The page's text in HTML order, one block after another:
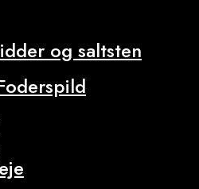
og saltsten